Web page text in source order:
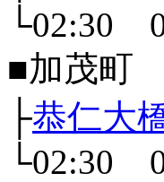
└02:30
■加茂町
├恭仁大
└02:30